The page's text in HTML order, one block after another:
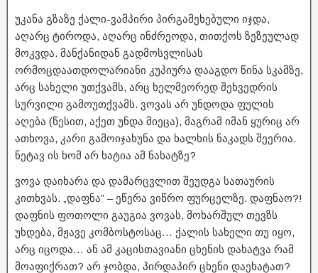
უკანა გზაზე ქალი-ვამპირი პირგამეხებული იჯდა,
აღარც ტიროდა, აღარც ინძრეოდა, თითქოს ზეზეულად
მოკვდა. მანქანიდან გადმოსვლისას
ორმოცდაათდოლარიანი კუპიურა დააგდო წინა სკამზე,
არც სახელი უთქვამს, არც ხელმეორედ შეხვედრის
სურვილი გამოუთქვამს. ვოვას არ უნდოდა ფულის
აღება (წესით, აქეთ უნდა მიეცა), მაგრამ იმან ყურიც არ
ათხოვა, კარი გამოიჯახუნა და ხალხის ნაკადს შეერია.
ნეტავ ის ხომ არ ხატია ამ ნახატზე?
ვოვა დაიხარა და დამარცვლით შეუდგა სათაურის
კითხვას. „დაფნა” – ეწერა ვიწრო ფურცელზე. დაფნაო?!
დაფნის ფოთოლი გაუგია ვოვას, მოხარშულ თევზს
უხდება, მჟავე კომბოსტოსაც… ქალის სახელი თუ იყო,
არც იცოდა… ან ამ კაცისთავიანი ცხენის დახატვა რამ
მოაფიქრათ? არ ჯობდა, პირდაპირ ცხენი დაეხატათ?